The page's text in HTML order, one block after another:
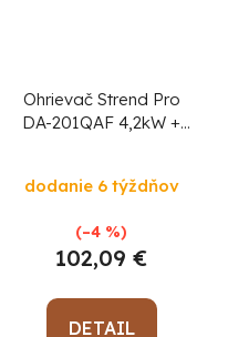
Ohrievač Strend Pro
DA-201QAF 4,2kW +
plynu, 3v1, plynový,
ventilátorom, skladací
dodanie 6 týždňov
102,09 €
(–4 %)
DETAIL